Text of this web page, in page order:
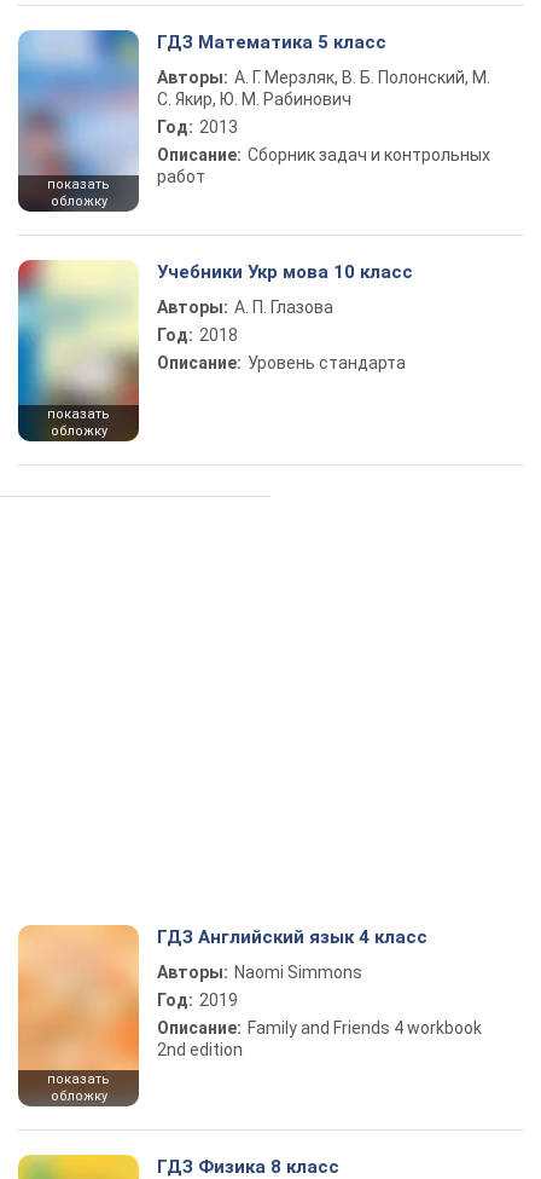
показать
обложку
ГДЗ Математика 5 класс
Авторы: А. Г. Мерзляк, В. Б. Полонский, М.
С. Якир, Ю. М. Рабинович
Год: 2013
Описание: Сборник задач и контрольных
работ
показать
обложку
Учебники Укр мова 10 класс
Авторы: А. П. Глазова
Год: 2018
Описание: Уровень стандарта
показать
обложку
ГДЗ Английский язык 4 класс
Авторы: Naomi Simmons
Год: 2019
Описание: Family and Friends 4 workbook
2nd edition
ГДЗ Физика 8 класс